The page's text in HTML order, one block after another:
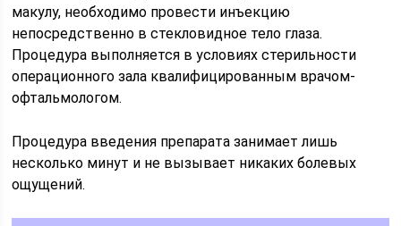
макулу, необходимо провести инъекцию
непосредственно в стекловидное тело глаза.
Процедура выполняется в условиях стерильности
операционного зала квалифицированным врачом-
офтальмологом.
Процедура введения препарата занимает лишь
несколько минут и не вызывает никаких болевых
ощущений.